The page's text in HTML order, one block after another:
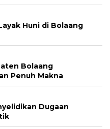
Huni di Bolaang
Bolaang
Penuh Makna
Dugaan